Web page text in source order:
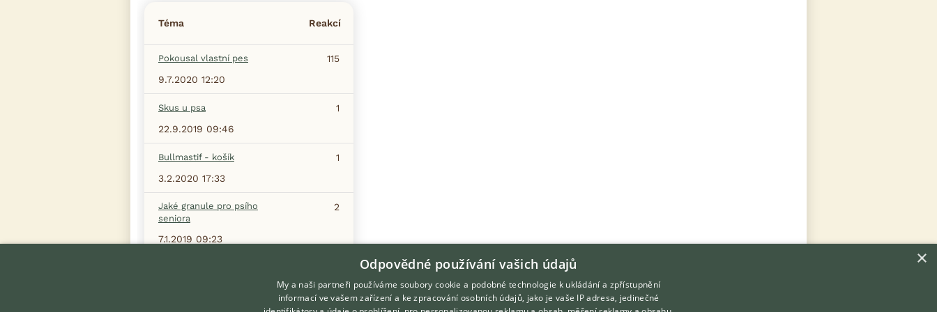
Téma Reakcí
Pokousal vlastní pes
115
9.7.2020 12:20
Skus u psa
1
22.9.2019 09:46
Bullmastif - košík
1
3.2.2020 17:33
Jaké granule pro psího
seniora
2
7.1.2019 09:23
×
Odpovědné používání vašich údajů
My a naši partneři používáme soubory cookie a podobné technologie k ukládání a zpřístupnění
informací ve vašem zařízení a ke zpracování osobních údajů, jako je vaše IP adresa, jedinečné